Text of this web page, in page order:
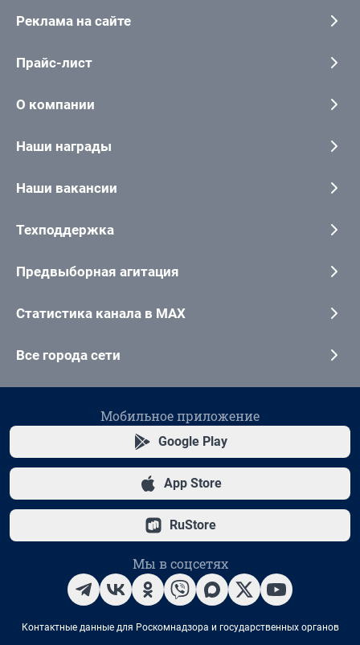
Реклама на сайте
Прайс-лист
О компании
Наши награды
Наши вакансии
Техподдержка
Предвыборная агитация
Статистика канала в MAX
Все города сети
Мобильное приложение
Google Play
App Store
RuStore
Мы в соцсетях
Контактные данные для Роскомнадзора и государственных органов